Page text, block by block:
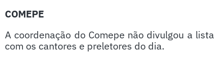
COMEPE
A coordenação do Comepe não divulgou a lista
com os cantores e preletores do dia.